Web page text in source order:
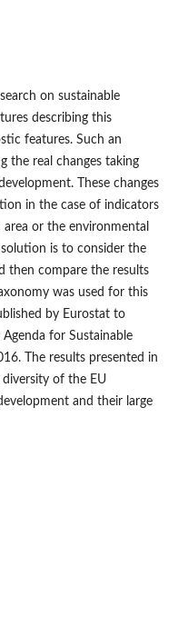
on sustainable
describing this
features. Such an
the real changes taking
These changes
in the case of indicators
or the environmental
is to consider the
then compare the results
was used for this
by Eurostat to
for Sustainable
The results presented in
of the EU
and their large